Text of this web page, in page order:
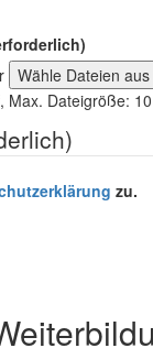
Wähle Dateien aus
Max. Dateigröße:
zu.